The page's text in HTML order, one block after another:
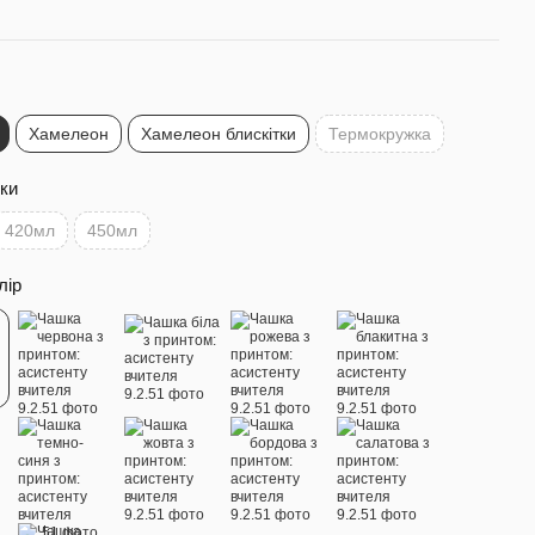
Хамелеон Хамелеон блискітки Термокружка
420мл 450мл